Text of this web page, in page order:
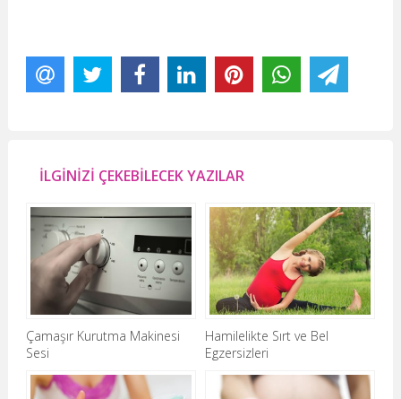
İLGİNİZİ ÇEKEBİLECEK YAZILAR
Çamaşır Kurutma Makinesi
Sesi
Hamilelikte Sırt ve Bel
Egzersizleri